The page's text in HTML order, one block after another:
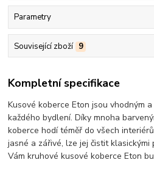
Parametry
Související zboží 9
Kompletní specifikace
Kusové koberce Eton jsou vhodným
každého bydlení. Díky mnoha
koberce hodí téměř do všech
jasné a zářivé, lze jej čistit klasickými
Vám kruhové kusové koberce Eton